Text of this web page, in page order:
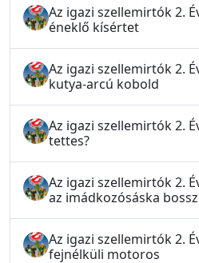
Az igazi szellemirtók 2.
éneklő kísértet
Az igazi szellemirtók 2.
kutya-arcú kobold
Az igazi szellemirtók 2.
tettes?
Az igazi szellemirtók 2.
az imádkozósáska
Az igazi szellemirtók 2.
fejnélküli motoros